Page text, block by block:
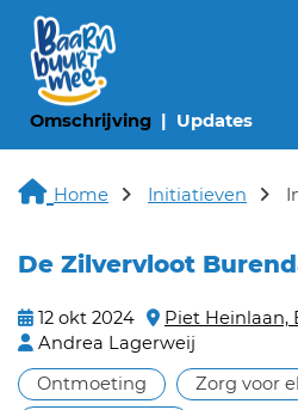
Omschrijving(huidige pagina)
Updates
Home Initiatieven
De Zilvervloot
12 okt 2024
Piet Heinlaan,
Andrea Lagerweij
Ontmoeting
Zorg voor